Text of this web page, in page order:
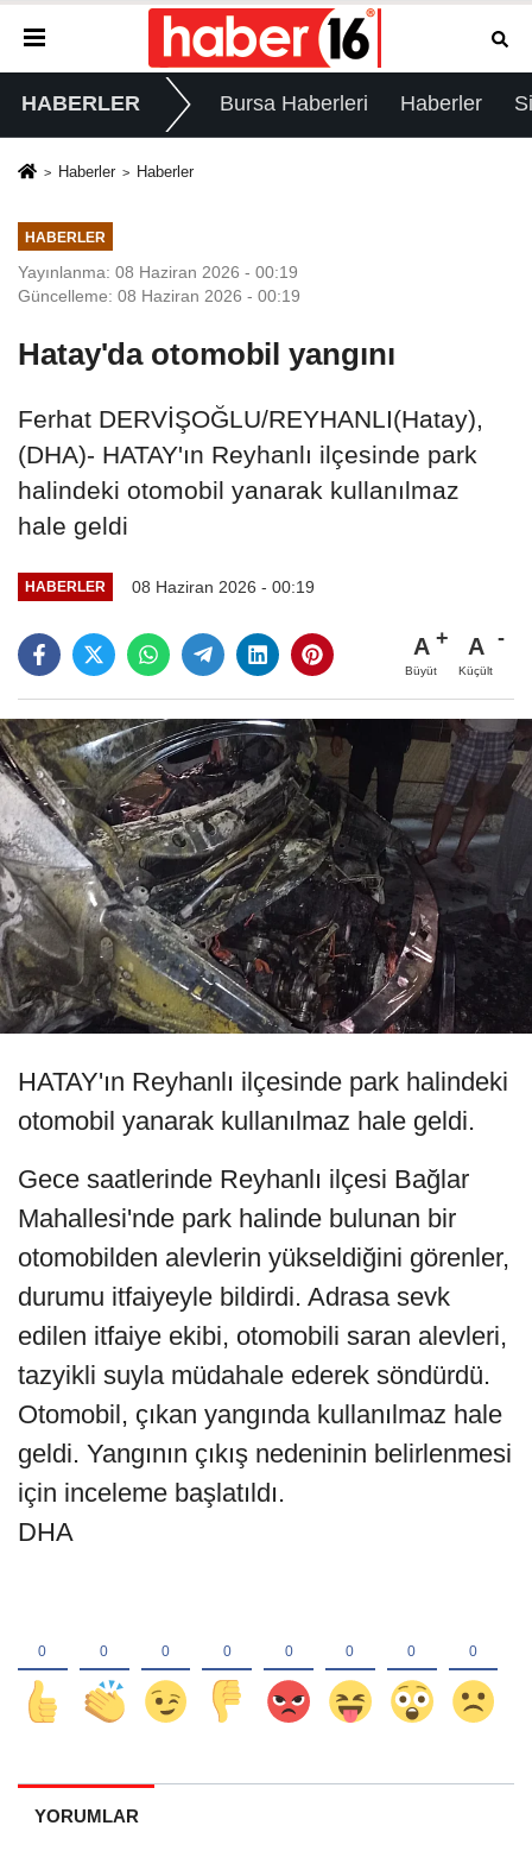
HABERLER Bursa Haberleri Haberler
Haberler Haberler
HABERLER
Yayınlanma: 08 Haziran 2026 - 00:19
Güncelleme: 08 Haziran 2026 - 00:19
Hatay'da otomobil yangını
Ferhat DERVİŞOĞLU/REYHANLI(Hatay),
(DHA)- HATAY'ın Reyhanlı ilçesinde park
halindeki otomobil yanarak kullanılmaz
hale geldi
HABERLER 08 Haziran 2026 - 00:19
A
Büyüt
A
Küçült
HATAY'ın Reyhanlı ilçesinde park halindeki
otomobil yanarak kullanılmaz hale geldi.
Gece saatlerinde Reyhanlı ilçesi Bağlar
Mahallesi'nde park halinde bulunan bir
otomobilden alevlerin yükseldiğini görenler,
durumu itfaiyeyle bildirdi. Adrasa sevk
edilen itfaiye ekibi, otomobili saran alevleri,
tazyikli suyla müdahale ederek söndürdü.
Otomobil, çıkan yangında kullanılmaz hale
geldi. Yangının çıkış nedeninin belirlenmesi
için inceleme başlatıldı.
DHA
YORUMLAR